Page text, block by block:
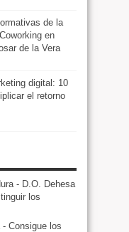
de la
en
de la Vera
digital: 10
el retorno
- D.O. Dehesa
los
Consigue los